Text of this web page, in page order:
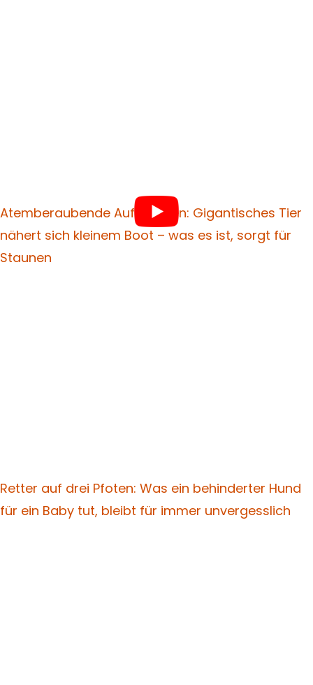
Atemberaubende Aufnahmen: Gigantisches Tier
nähert sich kleinem Boot – was es ist, sorgt für
Staunen
Retter auf drei Pfoten: Was ein behinderter Hund
für ein Baby tut, bleibt für immer unvergesslich